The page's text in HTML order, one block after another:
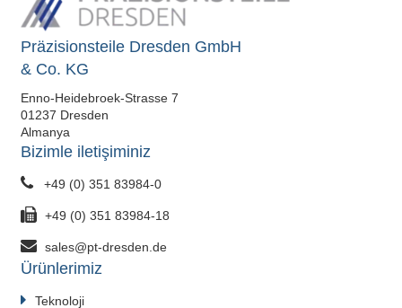
Präzisionsteile Dresden GmbH
& Co. KG
Enno-Heidebroek-Strasse 7
01237 Dresden
Almanya
Bizimle iletişiminiz
+49 (0) 351 83984-0
+49 (0) 351 83984-18
sales@pt-dresden.de
Ürünlerimiz
Teknoloji